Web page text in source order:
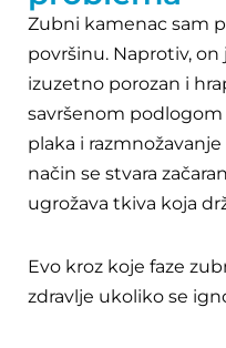
Zubni kamenac sam
površinu. Naprotiv,
izuzetno porozan i
savršenom podlogom
plaka i
način se stvara
ugrožava tkiva koja
Evo kroz koje faze
zdravlje ukoliko se